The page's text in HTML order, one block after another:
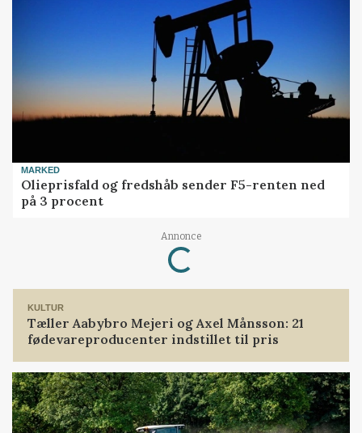
MARKED
Olieprisfald og fredshåb sender F5-renten ned
på 3 procent
Annonce
Loading...
KULTUR
Tæller Aabybro Mejeri og Axel Månsson: 21
fødevareproducenter indstillet til pris